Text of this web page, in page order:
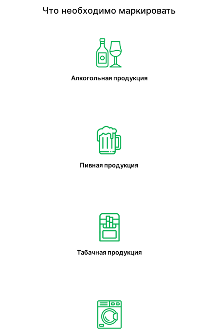
Что необходимо маркировать
Алкогольная продукция
Пивная продукция
Табачная продукция